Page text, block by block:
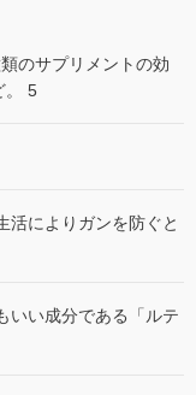
のサプリメントの効
。 5
活によりガンを防ぐと
いい成分である「ルテ